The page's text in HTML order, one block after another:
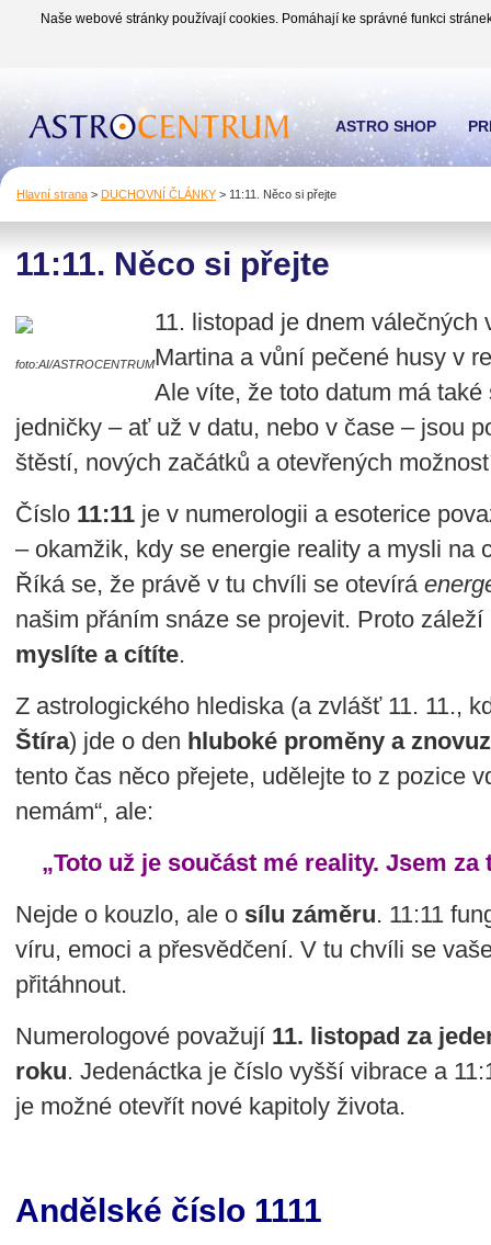
Naše webové stránky používají cookies. Pomáhají ke správné funkci
Hlavní strana > DUCHOVNÍ ČLÁNKY > 11:11. Něco si přejte
11:11. Něco si přejte
foto:AI/ASTROCENTRUM
11. listopad je dnem válečných
Martina a vůní pečené husy v
Ale víte, že toto datum má
jedničky – ať už v datu, nebo v čase – jsou
štěstí, nových začátků a otevřených
Číslo 11:11 je v numerologii a esoterice
– okamžik, kdy se energie reality a mysli na
Říká se, že právě v tu chvíli se otevírá
našim přáním snáze se projevit. Proto
myslíte a cítíte.
Z astrologického hlediska (a zvlášť 11. 11.,
Štíra) jde o den hluboké proměny a
tento čas něco přejete, udělejte to z pozice
nemám“, ale:
„Toto už je součást mé reality. Jsem za
Nejde o kouzlo, ale o sílu záměru. 11:11
víru, emoci a přesvědčení. V tu chvíli se
přitáhnout.
Numerologové považují 11. listopad za
roku. Jedenáctka je číslo vyšší vibrace a
je možné otevřít nové kapitoly života.
Andělské číslo 1111
ASTRO SHOP